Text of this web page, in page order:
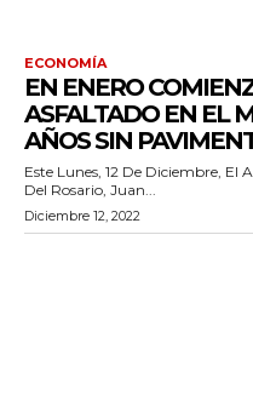
ECONOMÍA
EN ENERO
ASFALTADO EN EL
AÑOS SIN
Este Lunes, 12 De Diciembre,
Del Rosario, Juan...
Diciembre 12, 2022